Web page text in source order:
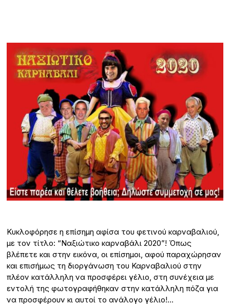
Κυκλοφόρησε η επίσημη αφίσα του φετινού καρναβαλιού,
με τον τίτλο: “Ναξιώτικο καρναβάλι 2020”! Όπως
βλέπετε και στην εικόνα, οι επίσημοι, αφού παραχώρησαν
και επισήμως τη διοργάνωση του Καρναβαλιού στην
πλέον κατάλληλη να προσφέρει γέλιο, στη συνέχεια με
εντολή της φωτογραφήθηκαν στην κατάλληλη πόζα για
να προσφέρουν κι αυτοί το ανάλογο γέλιο!…